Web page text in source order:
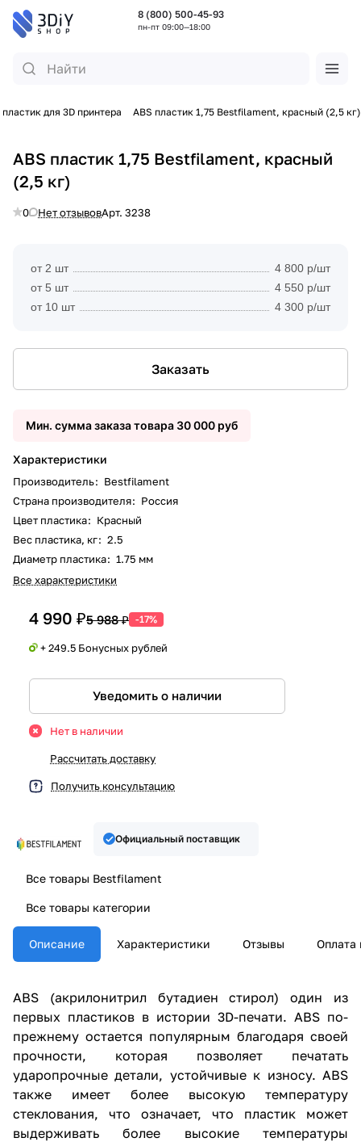
8 (800) 500-45-93
пн-пт 09:00—18:00
пластик для 3D принтера ABS пластик 1,75 Bestfilament, красный (2,5 кг)
ABS пластик 1,75 Bestfilament, красный
(2,5 кг)
0 Нет отзывовАрт. 3238
от 2 шт
4 800 р/шт
от 5 шт
4 550 р/шт
от 10 шт
4 300 р/шт
Заказать
Мин. сумма заказа товара 30 000 руб
Характеристики
Производитель: Bestfilament
Страна производителя: Россия
Цвет пластика: Красный
Вес пластика, кг: 2.5
Диаметр пластика: 1.75 мм
Все характеристики
4 990 ₽5 988 ₽ -17%
+ 249.5 Бонусных рублей
Уведомить о наличии
Нет в наличии
Рассчитать доставку
Получить консультацию
Официальный поставщик
Все товары Bestfilament
Все товары категории
Описание Характеристики Отзывы Оплата
ABS (акрилонитрил бутадиен стирол) один из
первых пластиков в истории 3D-печати. ABS по-
прежнему остается популярным благодаря своей
прочности, которая позволяет печатать
ударопрочные детали, устойчивые к износу. ABS
также имеет более высокую температуру
стеклования, что означает, что пластик может
выдерживать более высокие температуры